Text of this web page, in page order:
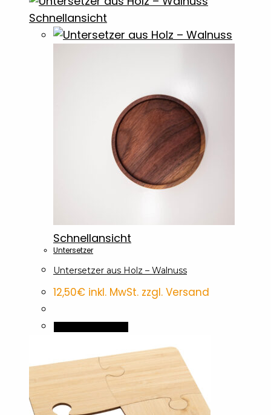
Schnellansicht
Schnellansicht
Untersetzer
Untersetzer aus Holz – Walnuss
12,50€ inkl. MwSt. zzgl. Versand